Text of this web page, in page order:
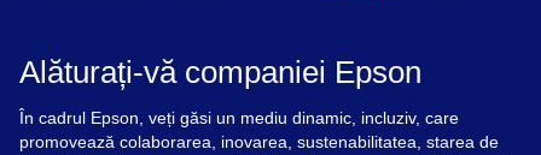
Alăturați-vă companiei Epson
În cadrul Epson, veți găsi un mediu dinamic, incluziv, care
promovează colaborarea, inovarea, sustenabilitatea, starea de